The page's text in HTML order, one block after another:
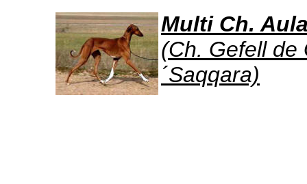
Multi Ch.
(Ch. Gefell de
´Saqqara)